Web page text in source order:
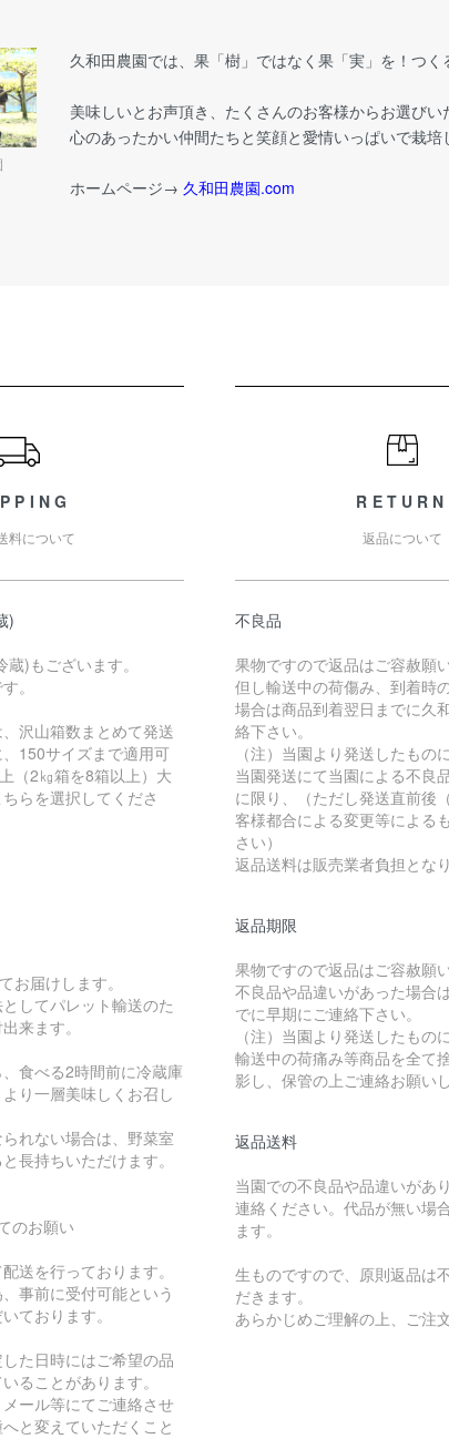
久和田農園では、果「樹」ではなく果「実」を！つ
美味しいとお声頂き、たくさんのお客様からお選び
心のあったかい仲間たちと笑顔と愛情いっぱいで栽培
ホームページ→ 久和田農園.com
料について
)
)もございます。
。
沢山箱数まとめて発送
150サイズまで適用可
（2㎏箱を8箱以上）大
らを選択してくださ
お届けします。
してパレット輸送のた
来ます。
食べる2時間前に冷蔵庫
り一層美味しくお召し
れない場合は、野菜室
長持ちいただけます。
のお願い
送を行っております。
事前に受付可能という
ております。
た日時にはご希望の品
ることがあります。
ール等にてご連絡させ
と変えていただくこと
RETURN
返品について
不良品
果物ですので返品はご容赦願い
但し輸送中の荷傷み、到着時
場合は商品到着翌日までに久
絡下さい。
（注）当園より発送したもの
当園発送にて当園による不良
に限り、（ただし発送直前後
客様都合による変更等による
さい）
返品送料は販売業者負担となり
返品期限
果物ですので返品はご容赦願い
不良品や品違いがあった場合
でに早期にご連絡下さい。
（注）当園より発送したもの
輸送中の荷痛み等商品を全て
影し、保管の上ご連絡お願いし
返品送料
当園での不良品や品違いがあ
連絡ください。代品が無い場
ます。
生ものですので、原則返品は
だきます。
あらかじめご理解の上、ご注